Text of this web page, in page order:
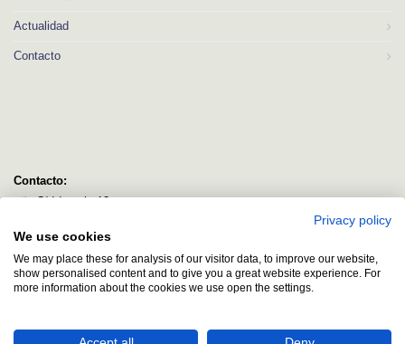
Actualidad
Contacto
Contacto:
C/ Idorsolo 13
Bizkaia
logitec@logitecsl.net
+34 944 544 580
Privacy policy
We use cookies
We may place these for analysis of our visitor data, to improve our website,
show personalised content and to give you a great website experience. For
more information about the cookies we use open the settings.